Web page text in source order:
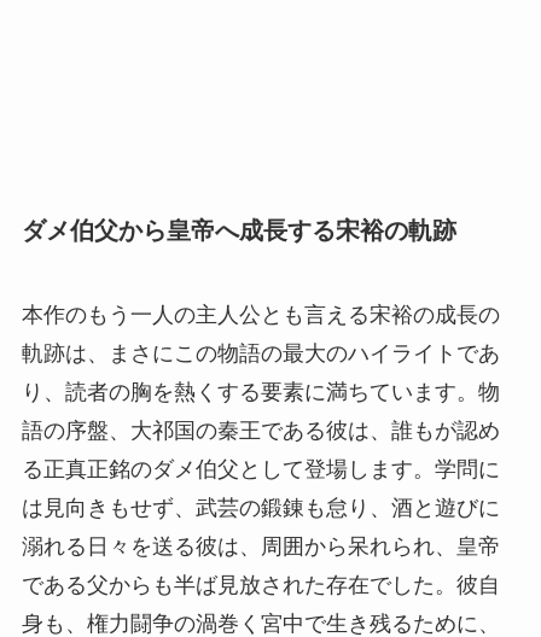
ダメ伯父から皇帝へ成長する宋裕の軌跡
本作のもう一人の主人公とも言える宋裕の成長の
軌跡は、まさにこの物語の最大のハイライトであ
り、読者の胸を熱くする要素に満ちています。物
語の序盤、大祁国の秦王である彼は、誰もが認め
る正真正銘のダメ伯父として登場します。学問に
は見向きもせず、武芸の鍛錬も怠り、酒と遊びに
溺れる日々を送る彼は、周囲から呆れられ、皇帝
である父からも半ば見放された存在でした。彼自
身も、権力闘争の渦巻く宮中で生き残るために、